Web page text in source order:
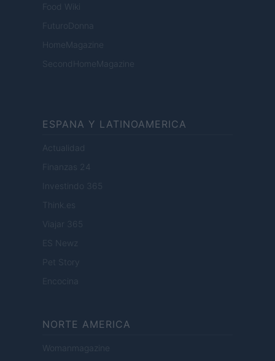
Food Wiki
FuturoDonna
HomeMagazine
SecondHomeMagazine
ESPANA Y LATINOAMERICA
Actualidad
Finanzas 24
Investindo 365
Think.es
Viajar 365
ES Newz
Pet Story
Encocina
NORTE AMERICA
Womanmagazine